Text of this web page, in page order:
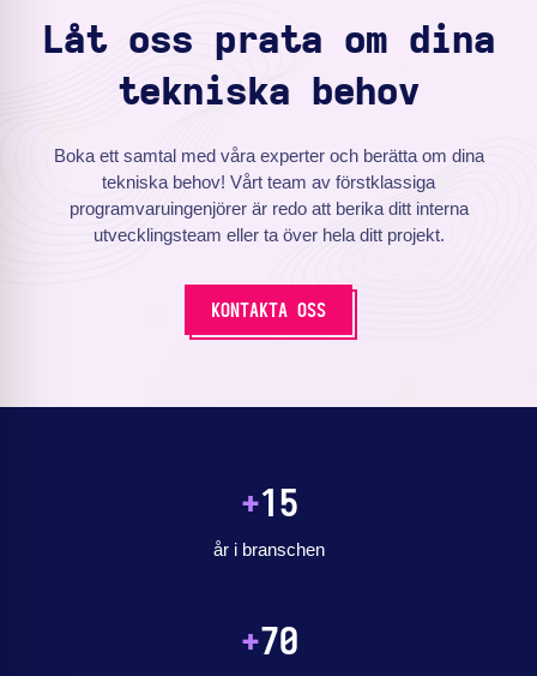
Låt oss prata om dina
tekniska behov
Boka ett samtal med våra experter och berätta om dina
tekniska behov! Vårt team av förstklassiga
programvaruingenjörer är redo att berika ditt interna
utvecklingsteam eller ta över hela ditt projekt.
KONTAKTA OSS
+15
år i branschen
+70